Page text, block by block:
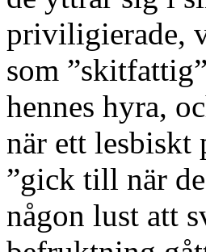
priviligierade,
som
hennes hyra,
när ett lesbiskt
”gick till när
någon lust att